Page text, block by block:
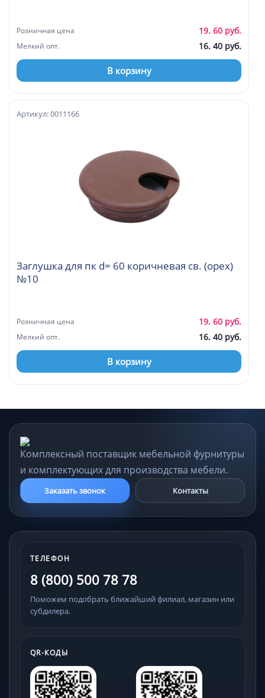
Розничная цена 19. 60 руб.
Мелкий опт. 16. 40 руб.
В корзину
Заглушка для пк d= 60 коричневая св. (орех)
№10
Артикул: 0011166
Розничная цена 19. 60 руб.
Мелкий опт. 16. 40 руб.
В корзину
Комплексный поставщик мебельной фурнитуры
и комплектующих для производства мебели.
Заказать звонок Контакты
ТЕЛЕФОН
8 (800) 500 78 78
Поможем подобрать ближайший филиал, магазин или
субдилера.
QR-КОДЫ